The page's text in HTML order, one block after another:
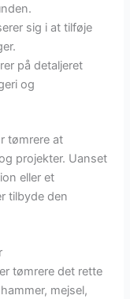
sig i at tilføje
på detaljeret
og
tømrere at
projekter. Uanset
eller et
tilbyde den
tømrere det rette
mejsel,